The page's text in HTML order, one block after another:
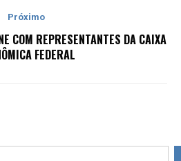
Próximo
COM REPRESENTANTES DA CAIXA
FEDERAL